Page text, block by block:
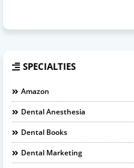
SPECIALTIES
Amazon
Dental Anesthesia
Dental Books
Dental Marketing